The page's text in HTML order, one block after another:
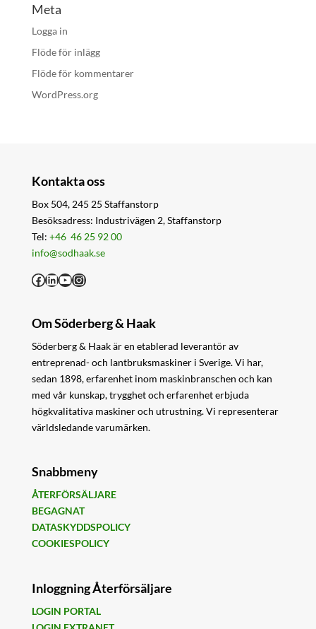
Meta
Logga in
Flöde för inlägg
Flöde för kommentarer
WordPress.org
Kontakta oss
Box 504, 245 25 Staffanstorp
Besöksadress: Industrivägen 2, Staffanstorp
Tel: +46 46 25 92 00
info@sodhaak.se
Facebook
LinkedIn
YouTube
Instagram
Om Söderberg & Haak
Söderberg & Haak är en etablerad leverantör av
entreprenad- och lantbruksmaskiner i Sverige. Vi har,
sedan 1898, erfarenhet inom maskinbranschen och kan
med vår kunskap, trygghet och erfarenhet erbjuda
högkvalitativa maskiner och utrustning. Vi representerar
världsledande varumärken.
Snabbmeny
ÅTERFÖRSÄLJARE
BEGAGNAT
DATASKYDDSPOLICY
COOKIESPOLICY
Inloggning Återförsäljare
LOGIN PORTAL